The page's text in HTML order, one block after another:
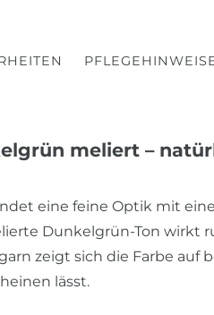
meliert –
eine feine Optik mit
Dunkelgrün-Ton wirkt
zeigt sich die Farbe auf
lässt.